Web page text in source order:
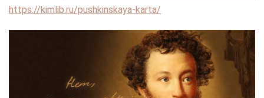
https://kimlib.ru/pushkinskaya-karta/